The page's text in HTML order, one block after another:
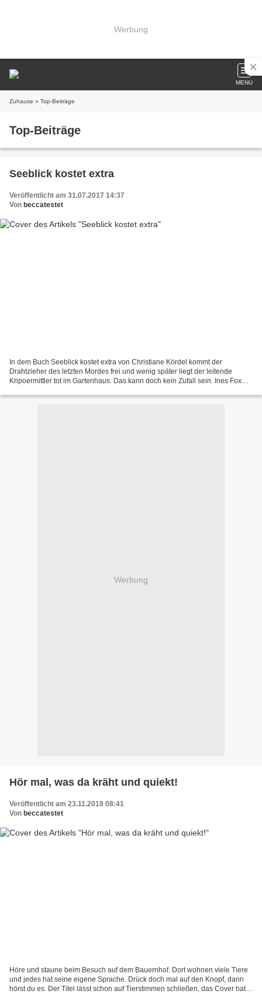
Werbung
MENU
Zuhause » Top-Beiträge
Top-Beiträge
Seeblick kostet extra
Veröffentlicht am 31.07.2017 14:37
Von beccatestet
In dem Buch Seeblick kostet extra von Christiane Kördel kommt der
Drahtzieher des letzten Mordes frei und wenig später liegt der leitende
Kripoermittler tot im Gartenhaus. Das kann doch kein Zufall sein. Ines Fox
Werbung
Hör mal, was da kräht und quiekt!
Veröffentlicht am 23.11.2018 08:41
Von beccatestet
Höre und staune beim Besuch auf dem Bauernhof. Dort wohnen viele Tiere
und jedes hat seine eigene Sprache. Drück doch mal auf den Knopf, dann
hörst du es. Der Titel lässt schon auf Tierstimmen schließen, das Cover hat